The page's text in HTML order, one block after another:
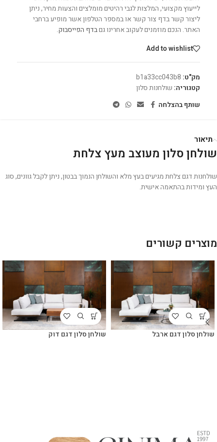
לייעוץ מקצועי, המלצות לגבי רהיטים מומלצים והצעות מחיר, ניתן
ליצור קשר בדף צור קשר או במספר הטלפון אשר מופיע ברחבי
האתר. הנכם מוזמנים לעקוב אחרינו גםבדף הפייסבוק.
Add to wishlist
מק"ט: b1a33cc043b8
קטגוריה: שולחנות סלון
שותף בהצלחה
תיאור
שולחן סלון מעוצב מעץ צלחת
שולחנות דגם צלחת מגיעים בעץ מלא והשולחן הנמוך בבטון, ניתן לקבל גוונים, סוג
העץ ומידות בהתאמה אישית.
מוצרים קשורים
שולחן סלון דגם ארבל שולחן סלון דגם דוק